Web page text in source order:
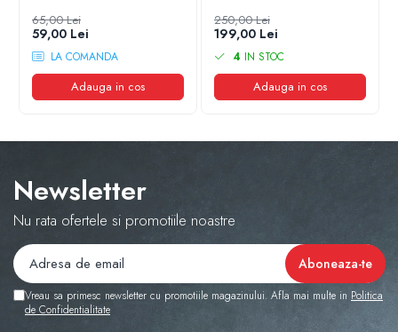
65,00 Lei
59,00 Lei
LA COMANDA
Adauga in cos
250,00 Lei
199,00 Lei
4 IN STOC
Adauga in cos
Newsletter
Nu rata ofertele si promotiile noastre
Vreau sa primesc newsletter cu promotiile magazinului. Afla mai multe in Politica
de Confidentialitate